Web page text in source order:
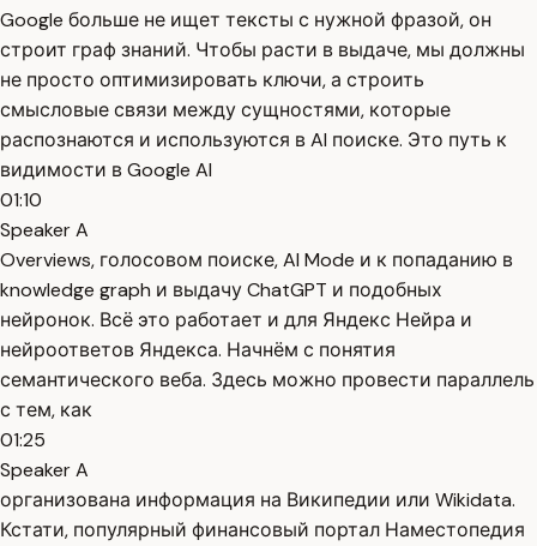
Google больше не ищет тексты с нужной фразой, он
строит граф знаний. Чтобы расти в выдаче, мы должны
не просто оптимизировать ключи, а строить
смысловые связи между сущностями, которые
распознаются и используются в AI поиске. Это путь к
видимости в Google AI
01:10
Speaker A
Overviews, голосовом поиске, AI Mode и к попаданию в
knowledge graph и выдачу ChatGPT и подобных
нейронок. Всё это работает и для Яндекс Нейра и
нейроответов Яндекса. Начнём с понятия
семантического веба. Здесь можно провести параллель
с тем, как
01:25
Speaker A
организована информация на Википедии или Wikidata.
Кстати, популярный финансовый портал Наместопедия